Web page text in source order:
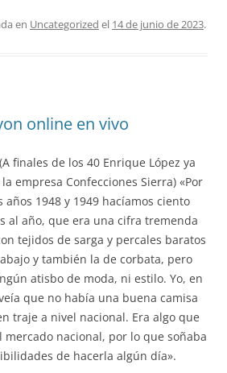
en Uncategorized el 14 de junio de 2023.
online en vivo
finales de los 40 Enrique López ya
empresa Confecciones Sierra) «Por
1948 y 1949 hacíamos ciento
al año, que era una cifra tremenda
tejidos de sarga y percales baratos
y también la de corbata, pero
atisbo de moda, ni estilo. Yo, en
que no había una buena camisa
traje a nivel nacional. Era algo que
nacional, por lo que soñaba
de hacerla algún día».